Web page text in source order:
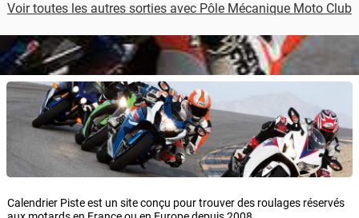
Voir toutes les autres sorties avec Pôle Mécanique Moto Club
Calendrier Piste est un site conçu pour trouver des roulages réservés